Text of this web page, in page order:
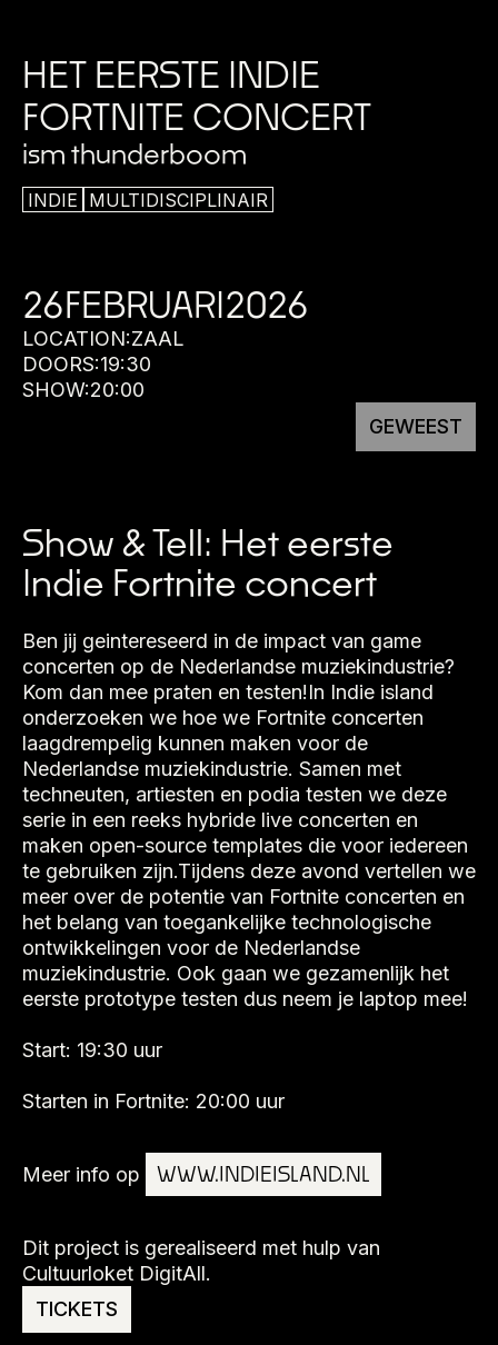
HET EERSTE INDIE
FORTNITE CONCERT
ism thunderboom
INDIE MULTIDISCIPLINAIR
26FEBRUARI2026
LOCATION:ZAAL
DOORS:19:30
SHOW:20:00
GEWEEST
Show & Tell: Het eerste
Indie Fortnite concert
Ben jij geintereseerd in de impact van game
concerten op de Nederlandse muziekindustrie?
Kom dan mee praten en testen!In Indie island
onderzoeken we hoe we Fortnite concerten
laagdrempelig kunnen maken voor de
Nederlandse muziekindustrie. Samen met
techneuten, artiesten en podia testen we deze
serie in een reeks hybride live concerten en
maken open-source templates die voor iedereen
te gebruiken zijn.Tijdens deze avond vertellen we
meer over de potentie van Fortnite concerten en
het belang van toegankelijke technologische
ontwikkelingen voor de Nederlandse
muziekindustrie. Ook gaan we gezamenlijk het
eerste prototype testen dus neem je laptop mee!
Start: 19:30 uur
Starten in Fortnite: 20:00 uur
Meer info op WWW.INDIEISLAND.NL
Dit project is gerealiseerd met hulp van
Cultuurloket DigitAll.
TICKETS